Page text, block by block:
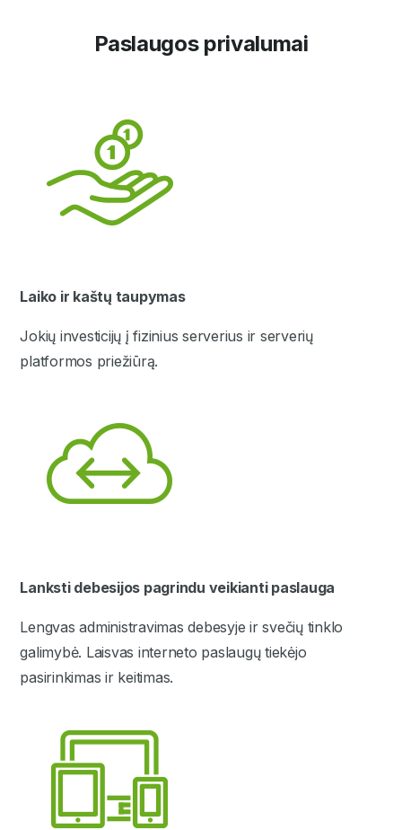
Paslaugos privalumai
Laiko ir kaštų taupymas
Jokių investicijų į fizinius serverius ir serverių
platformos priežiūrą.
Lanksti debesijos pagrindu veikianti paslauga
Lengvas administravimas debesyje ir svečių tinklo
galimybė. Laisvas interneto paslaugų tiekėjo
pasirinkimas ir keitimas.